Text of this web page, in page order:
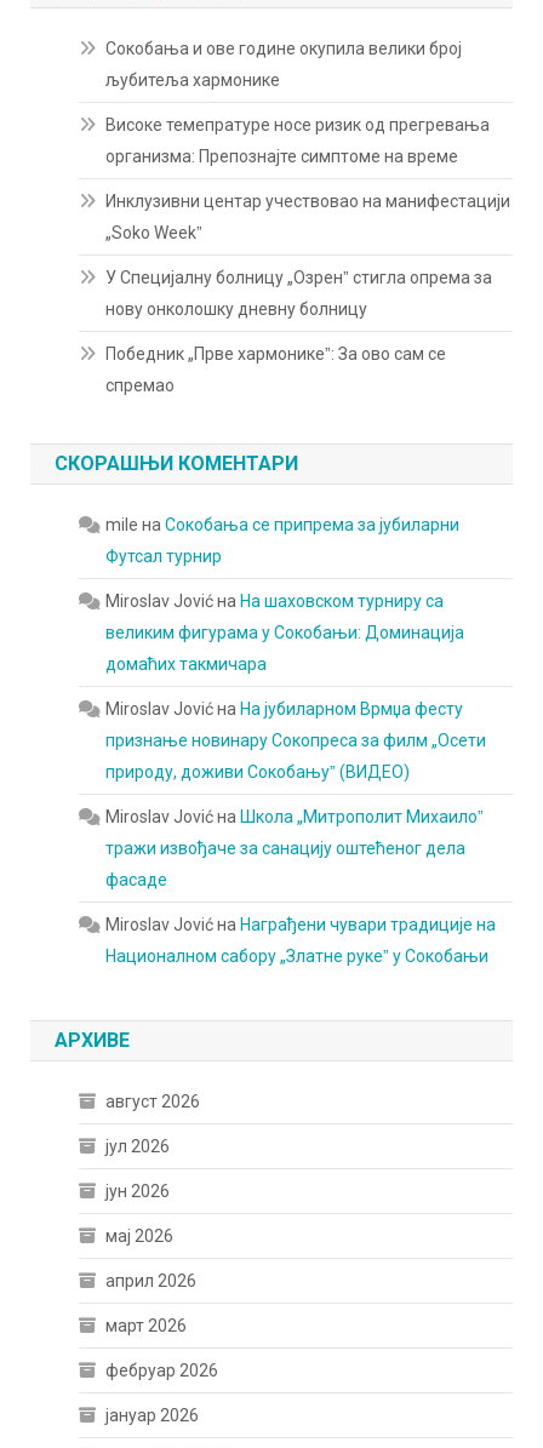
Сокобања и ове године окупила велики број
љубитеља хармонике
Високе темепратуре носе ризик од прегревања
организма: Препознајте симптоме на време
Инклузивни центар учествовао на манифестацији
„Soko Weekˮ
У Специјалну болницу „Озренˮ стигла опрема за
нову онколошку дневну болницу
Победник „Прве хармоникеˮ: За ово сам се
спремао
СКОРАШЊИ КОМЕНТАРИ
mile наСокобања се припрема за јубиларни
Футсал турнир
Miroslav JovićнаНа шаховском турниру са
великим фигурама у Сокобањи: Доминација
домаћих такмичара
Miroslav JovićнаНа јубиларном Врмџа фесту
признање новинару Сокопреса за филм „Осети
природу, доживи Сокобањуˮ (ВИДЕО)
Miroslav JovićнаШкола „Митрополит Михаилоˮ
тражи извођаче за санацију оштећеног дела
фасаде
Miroslav JovićнаНаграђени чувари традиције на
Националном сабору „Златне рукеˮ у Сокобањи
АРХИВЕ
август 2026
јул 2026
јун 2026
мај 2026
април 2026
март 2026
фебруар 2026
јануар 2026